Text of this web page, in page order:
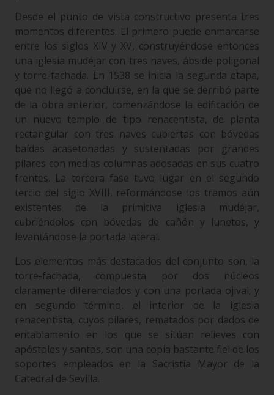
Desde el punto de vista constructivo presenta tres
momentos diferentes. El primero puede enmarcarse
entre los siglos XIV y XV, construyéndose entonces
una iglesia mudéjar con tres naves, ábside poligonal
y torre-fachada. En 1538 se inicia la segunda etapa,
que no llegó a concluirse, en la que se derribó parte
de la obra anterior, comenzándose la edificación de
un nuevo templo de tipo renacentista, de planta
rectangular con tres naves cubiertas con bóvedas
baídas acasetonadas y sustentadas por grandes
pilares con medias columnas adosadas en sus cuatro
frentes. La tercera fase tuvo lugar en el segundo
tercio del siglo XVIII, reformándose los tramos aún
existentes de la primitiva iglesia mudéjar,
cubriéndolos con bóvedas de cañón y lunetos, y
levantándose la portada lateral.
Los elementos más destacados del conjunto son, la
torre-fachada, compuesta por dos núcleos
claramente diferenciados y con una portada ojival; y
en segundo término, el interior de la iglesia
renacentista, cuyos pilares, rematados por dados de
entablamento en los que se sitúan relieves con
apóstoles y santos, son una copia bastante fiel de los
soportes empleados en la Sacristía Mayor de la
Catedral de Sevilla.